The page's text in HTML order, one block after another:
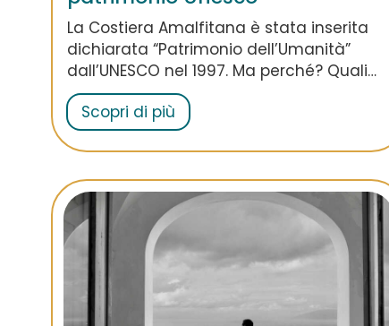
La Costiera Amalfitana è stata inserita
dichiarata “Patrimonio dell’Umanità”
dall’UNESCO nel 1997. Ma perché? Quali
fattori hanno influito nel rendere questo
territorio talmente unico e speciale da
fare in modo che fosse inserito nella lista
UNESCO? Leggi l’articolo e scoprilo con
noi!
Scopri di più